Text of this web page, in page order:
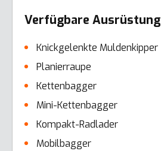
Verfügbare Ausrüstung
Knickgelenkte Muldenkipper
Planierraupe
Kettenbagger
Mini-Kettenbagger
Kompakt-Radlader
Mobilbagger